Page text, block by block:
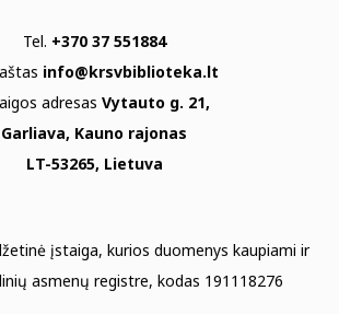
Tel. +370 37 551884
info@krsvbiblioteka.lt
adresas Vytauto g. 21,
Garliava, Kauno rajonas
LT-53265, Lietuva
įstaiga, kurios duomenys kaupiami ir
asmenų registre, kodas 191118276